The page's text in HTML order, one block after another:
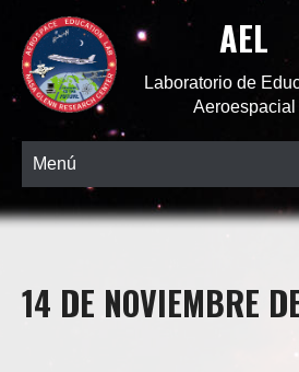
AEL
Laboratorio de
Aeroespacial
Menú
14 DE NOVIEMBRE